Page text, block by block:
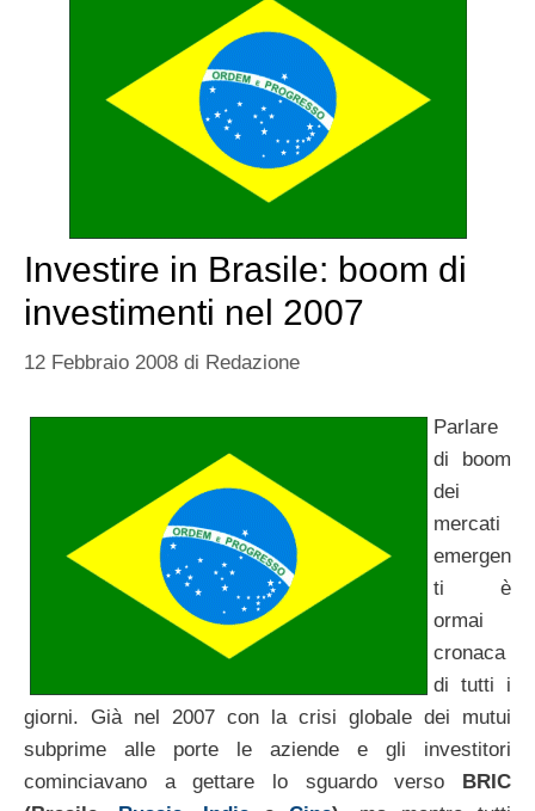
Investire in Brasile: boom di
investimenti nel 2007
12 Febbraio 2008 di Redazione
Parlare
di boom
dei
mercati
emergen
ti è
ormai
cronaca
di tutti i
giorni. Già nel 2007 con la crisi globale dei mutui
subprime alle porte le aziende e gli investitori
cominciavano a gettare lo sguardo verso
BRIC